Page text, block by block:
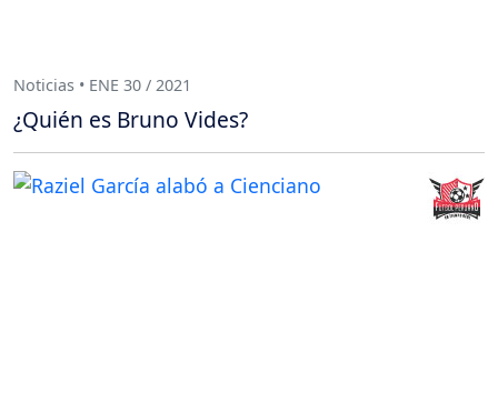
Noticias • ENE 30 / 2021
¿Quién es Bruno Vides?